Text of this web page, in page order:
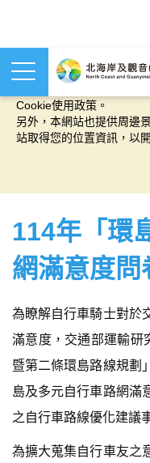
本網站使用cookies等相關
Cookie使用政策。
另外，本網站也提供周邊
站取得您的位置資訊，以
114年「環
網滿意度問
為瞭解自行車騎士對於
滿意度，交通部運輸研
暨第二條環島路線規劃
島及多元自行車路網滿
之自行車路線優化建議
為擴大蒐集自行車友之